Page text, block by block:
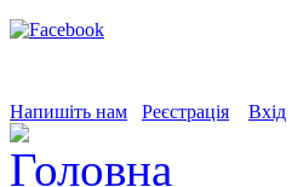
Напишіть нам Реєстрація Вхід